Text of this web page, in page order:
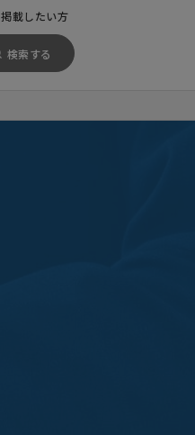
掲載したい方
検索する